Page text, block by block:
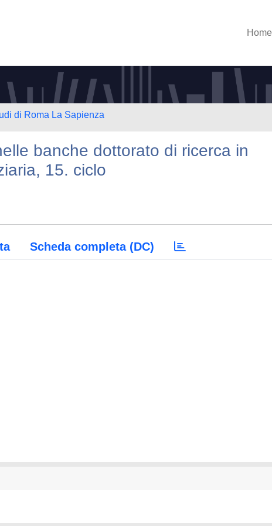
Home
di Roma La Sapienza
banche dottorato di ricerca in
15. ciclo
Scheda completa (DC)